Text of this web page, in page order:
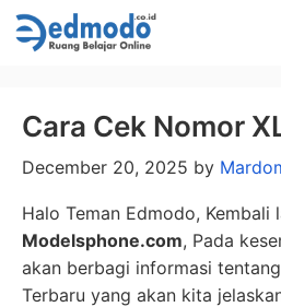
Skip
to
Cara Cek Nomor
December 20, 2025 by
Halo Teman Edmodo, Kembali
Modelsphone.com, Pada
akan berbagi informasi
Terbaru yang akan kita